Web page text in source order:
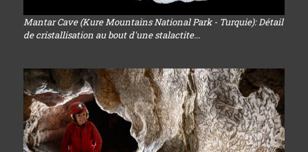
Mantar Cave (Kure Mountains National Park - Turquie): Détail
de cristallisation au bout d'une stalactite...